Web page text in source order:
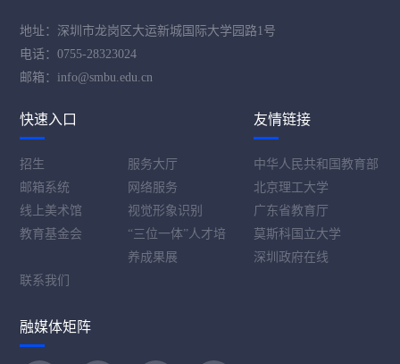
地址：深圳市龙岗区大运新城国际大学园路1号
电话：0755-28323024
邮箱：info@smbu.edu.cn
快速入口
招生
服务大厅
邮箱系统
网络服务
线上美术馆
视觉形象识别
教育基金会
“三位一体”人才培
养成果展
联系我们
友情链接
中华人民共和国教育部
北京理工大学
广东省教育厅
莫斯科国立大学
深圳政府在线
融媒体矩阵